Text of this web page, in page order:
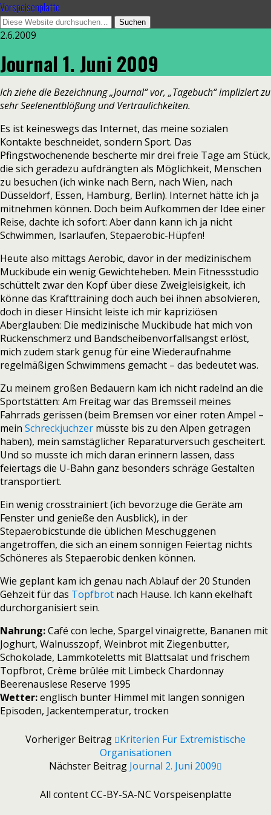
Vorspeisenplatte
2.6.2009
Journal 1. Juni 2009
Ich ziehe die Bezeichnung „Journal“ vor, „Tagebuch“ impliziert zu
sehr Seelenentblößung und Vertraulichkeiten.
Es ist keineswegs das Internet, das meine sozialen
Kontakte beschneidet, sondern Sport. Das
Pfingstwochenende bescherte mir drei freie Tage am Stück,
die sich geradezu aufdrängten als Möglichkeit, Menschen
zu besuchen (ich winke nach Bern, nach Wien, nach
Düsseldorf, Essen, Hamburg, Berlin). Internet hätte ich ja
mitnehmen können. Doch beim Aufkommen der Idee einer
Reise, dachte ich sofort: Aber dann kann ich ja nicht
Schwimmen, Isarlaufen, Stepaerobic-Hüpfen!
Heute also mittags Aerobic, davor in der medizinischem
Muckibude ein wenig Gewichteheben. Mein Fitnessstudio
schüttelt zwar den Kopf über diese Zweigleisigkeit, ich
könne das Krafttraining doch auch bei ihnen absolvieren,
doch in dieser Hinsicht leiste ich mir kapriziösen
Aberglauben: Die medizinische Muckibude hat mich von
Rückenschmerz und Bandscheibenvorfallsangst erlöst,
mich zudem stark genug für eine Wiederaufnahme
regelmäßigen Schwimmens gemacht – das bedeutet was.
Zu meinem großen Bedauern kam ich nicht radelnd an die
Sportstätten: Am Freitag war das Bremsseil meines
Fahrrads gerissen (beim Bremsen vor einer roten Ampel –
mein Schreckjuchzer müsste bis zu den Alpen getragen
haben), mein samstäglicher Reparaturversuch gescheitert.
Und so musste ich mich daran erinnern lassen, dass
feiertags die U-Bahn ganz besonders schräge Gestalten
transportiert.
Ein wenig crosstrainiert (ich bevorzuge die Geräte am
Fenster und genieße den Ausblick), in der
Stepaerobicstunde die üblichen Meschuggenen
angetroffen, die sich an einem sonnigen Feiertag nichts
Schöneres als Stepaerobic denken können.
Wie geplant kam ich genau nach Ablauf der 20 Stunden
Gehzeit für das Topfbrot nach Hause. Ich kann ekelhaft
durchorganisiert sein.
Nahrung:Café con leche, Spargel vinaigrette, Bananen mit
Joghurt, Walnusszopf, Weinbrot mit Ziegenbutter,
Schokolade, Lammkoteletts mit Blattsalat und frischem
Topfbrot, Crème brûlée mit Limbeck Chardonnay
Beerenauslese Reserve 1995
Wetter:englisch bunter Himmel mit langen sonnigen
Episoden, Jackentemperatur, trocken
Vorheriger Beitrag
Kriterien Für Extremistische
Organisationen
Nächster Beitrag Journal 2. Juni 2009
All content CC-BY-SA-NC Vorspeisenplatte